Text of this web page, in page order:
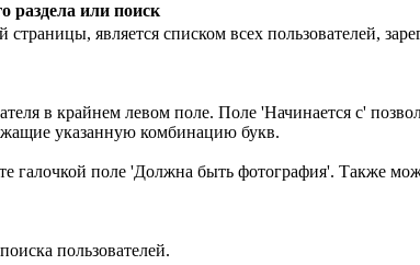
раздела или поиск
является списком всех пользователей,
в крайнем левом поле. Поле 'Начинается с'
указанную комбинацию букв.
галочкой поле 'Должна быть фотография'. Также
пользователей.